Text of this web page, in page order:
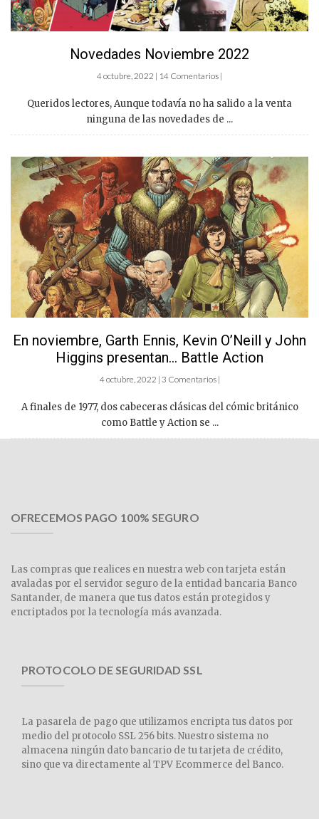
Novedades Noviembre 2022
4 octubre, 2022 | 14 Comentarios |
Queridos lectores, Aunque todavía no ha salido a la venta
ninguna de las novedades de ...
En noviembre, Garth Ennis, Kevin O’Neill y John
Higgins presentan… Battle Action
4 octubre, 2022 | 3 Comentarios |
A finales de 1977, dos cabeceras clásicas del cómic británico
como Battle y Action se ...
OFRECEMOS PAGO 100% SEGURO
Las compras que realices en nuestra web con tarjeta están
avaladas por el servidor seguro de la entidad bancaria Banco
Santander, de manera que tus datos están protegidos y
encriptados por la tecnología más avanzada.
PROTOCOLO DE SEGURIDAD SSL
La pasarela de pago que utilizamos encripta tus datos por
medio del protocolo SSL 256 bits. Nuestro sistema no
almacena ningún dato bancario de tu tarjeta de crédito,
sino que va directamente al TPV Ecommerce del Banco.